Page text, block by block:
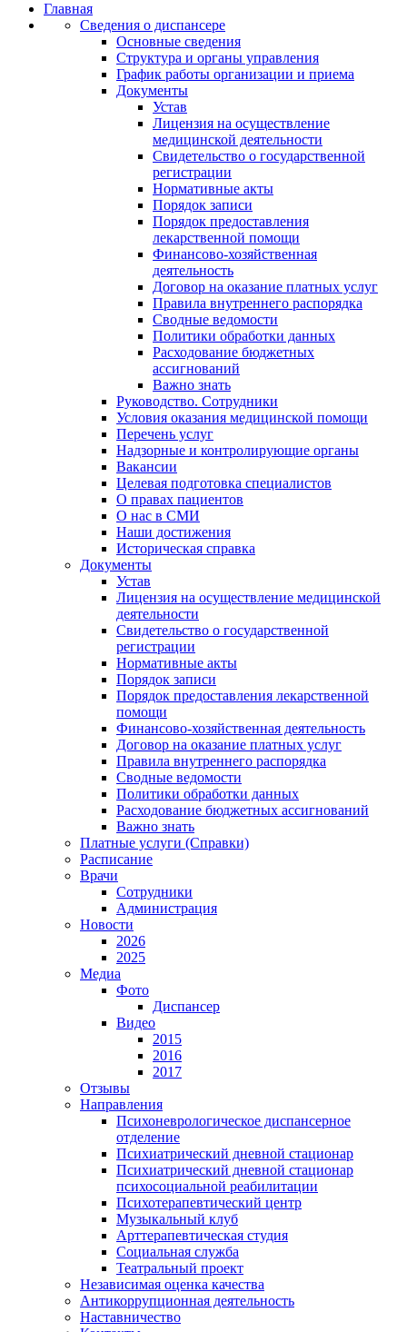
Главная
Сведения о диспансере
Основные сведения
Структура и органы управления
График работы организации и приема
Документы
Устав
Лицензия на осуществление
медицинской деятельности
Свидетельство о государственной
регистрации
Нормативные акты
Порядок записи
Порядок предоставления
лекарственной помощи
Финансово-хозяйственная
деятельность
Договор на оказание платных услуг
Правила внутреннего распорядка
Сводные ведомости
Политики обработки данных
Расходование бюджетных
ассигнований
Важно знать
Руководство. Сотрудники
Условия оказания медицинской помощи
Перечень услуг
Надзорные и контролирующие органы
Вакансии
Целевая подготовка специалистов
О правах пациентов
О нас в СМИ
Наши достижения
Историческая справка
Документы
Устав
Лицензия на осуществление медицинской
деятельности
Свидетельство о государственной
регистрации
Нормативные акты
Порядок записи
Порядок предоставления лекарственной
помощи
Финансово-хозяйственная деятельность
Договор на оказание платных услуг
Правила внутреннего распорядка
Сводные ведомости
Политики обработки данных
Расходование бюджетных ассигнований
Важно знать
Платные услуги (Справки)
Расписание
Врачи
Сотрудники
Администрация
Новости
2026
2025
Медиа
Фото
Диспансер
Видео
2015
2016
2017
Отзывы
Направления
Психоневрологическое диспансерное
отделение
Психиатрический дневной стационар
Психиатрический дневной стационар
психосоциальной реабилитации
Психотерапевтический центр
Музыкальный клуб
Арттерапевтическая студия
Социальная служба
Театральный проект
Независимая оценка качества
Антикоррупционная деятельность
Наставничество